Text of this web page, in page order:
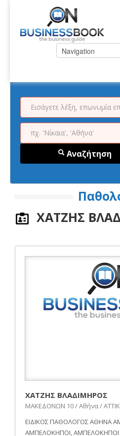
Αναζήτηση
ΧΑΤΖΗΣ
ΧΑΤΖΗΣ ΒΛΑΔΙΜΗΡΟΣ
ΜΑΚΕΔΟΝΩΝ 10 / Αθήνα /
ΕΙΔΙΚΟΣ ΠΑΘΟΛΟΓΟΣ ΑΘΗΝΑ
ΑΜΠΕΛΟΚΗΠΟΙ, ΑΜΠΕΛΟΚΗΠΟΙ